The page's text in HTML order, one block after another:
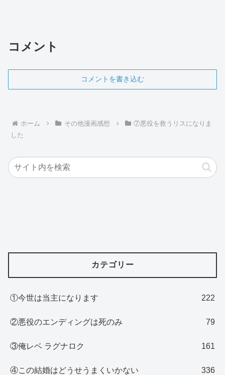
コメント
コメントを書き込む
ホーム その他漫画感想
⑦悪役を救うリスになりま
した
カテゴリー
①今世は当主になります 222
②悪役のエンディングは死のみ 79
③俺レベ ラグナロク 161
④この結婚はどうせうまくいかない 336